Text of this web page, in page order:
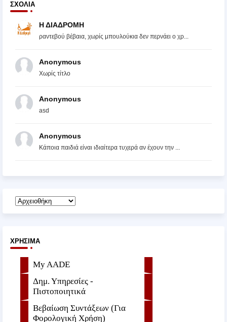
ΣΧΌΛΙΑ
Η ΔΙΑΔΡΟΜΗ
ραντεβού βέβαια, χωρίς μπουλούκια δεν περνάει ο χρ...
Anonymous
Χωρίς τίτλο
Anonymous
asd
Anonymous
Κάποια παιδιά είναι ιδιαίτερα τυχερά αν έχουν την ...
ΧΡΉΣΙΜΑ
My AADE
Δημ. Υπηρεσίες -
Πιστοποιητικά
Βεβαίωση Συντάξεων (Για
Φορολογική Χρήση)